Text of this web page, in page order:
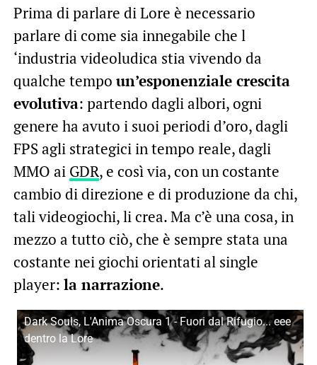
Prima di parlare di Lore è necessario
parlare di come sia innegabile che l
‘industria videoludica stia vivendo da
qualche tempo un’esponenziale crescita
evolutiva: partendo dagli albori, ogni
genere ha avuto i suoi periodi d’oro, dagli
FPS agli strategici in tempo reale, dagli
MMO ai GDR, e così via, con un costante
cambio di direzione e di produzione da chi,
tali videogiochi, li crea. Ma c’è una cosa, in
mezzo a tutto ciò, che è sempre stata una
costante nei giochi orientati al single
player: la narrazione.
Dark Souls, L'Anima Oscura 1 - Fuori dal Rifugio... eee
dentro la Lore